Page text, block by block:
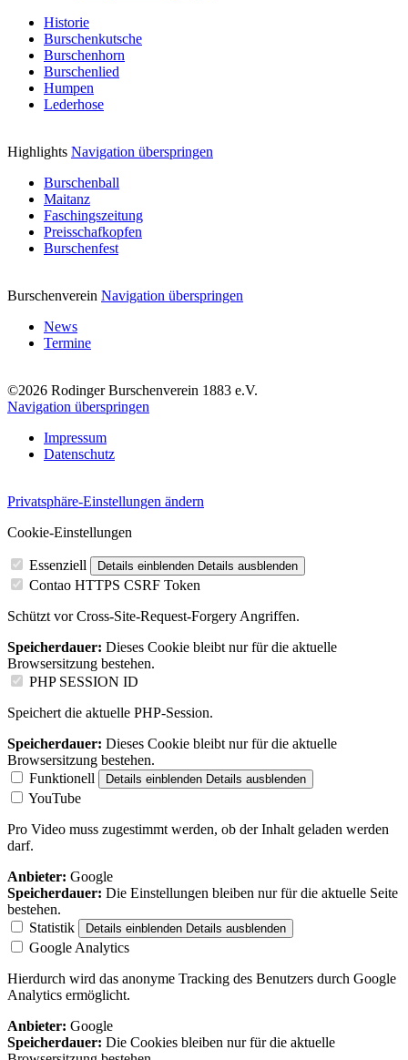
Historie
Burschenkutsche
Burschenhorn
Burschenlied
Humpen
Lederhose
Highlights Navigation überspringen
Burschenball
Maitanz
Faschingszeitung
Preisschafkopfen
Burschenfest
Burschenverein Navigation überspringen
News
Termine
©2026 Rodinger Burschenverein 1883 e.V.
Navigation überspringen
Impressum
Datenschutz
Privatsphäre-Einstellungen ändern
Cookie-Einstellungen
Essenziell Details einblenden Details ausblenden
Contao HTTPS CSRF Token
Schützt vor Cross-Site-Request-Forgery Angriffen.
Speicherdauer: Dieses Cookie bleibt nur für die aktuelle
Browsersitzung bestehen.
PHP SESSION ID
Speichert die aktuelle PHP-Session.
Speicherdauer: Dieses Cookie bleibt nur für die aktuelle
Browsersitzung bestehen.
Funktionell
Details einblenden Details ausblenden
YouTube
Pro Video muss zugestimmt werden, ob der Inhalt geladen werden
darf.
Anbieter: Google
Speicherdauer: Die Einstellungen bleiben nur für die aktuelle Seite
bestehen.
Statistik
Details einblenden Details ausblenden
Google Analytics
Hierdurch wird das anonyme Tracking des Benutzers durch Google
Analytics ermöglicht.
Anbieter: Google
Speicherdauer: Die Cookies bleiben nur für die aktuelle